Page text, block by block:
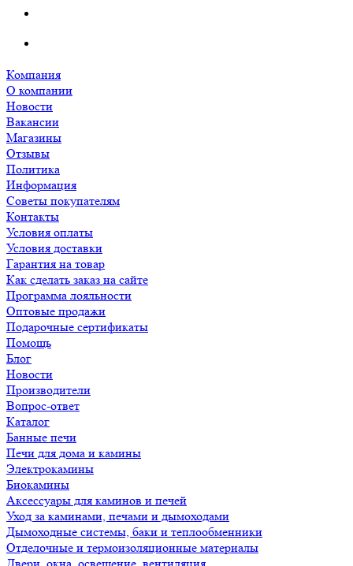
Компания
О компании
Новости
Вакансии
Магазины
Отзывы
Политика
Информация
Советы покупателям
Контакты
Условия оплаты
Условия доставки
Гарантия на товар
Как сделать заказ на сайте
Программа лояльности
Оптовые продажи
Подарочные сертификаты
Помощь
Блог
Новости
Производители
Вопрос-ответ
Каталог
Банные печи
Печи для дома и камины
Электрокамины
Биокамины
Аксессуары для каминов и печей
Уход за каминами, печами и дымоходами
Дымоходные системы, баки и теплообменники
Отделочные и термоизоляционные материалы